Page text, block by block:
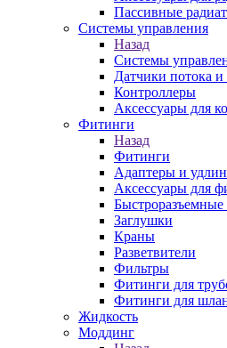
Пассивные
Системы управления
Назад
Системы
Датчики потока
Контроллеры
Аксессуары для
Фитинги
Назад
Фитинги
Адаптеры и
Аксессуары для
Быстроразъемные
Заглушки
Краны
Разветвители
Фильтры
Фитинги для
Фитинги для
Жидкость
Моддинг